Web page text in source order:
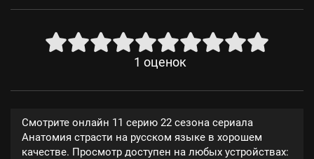
1 оценок
Смотрите онлайн 11 серию 22 сезона сериала
Анатомия страсти на русском языке в хорошем
качестве. Просмотр доступен на любых устройствах: